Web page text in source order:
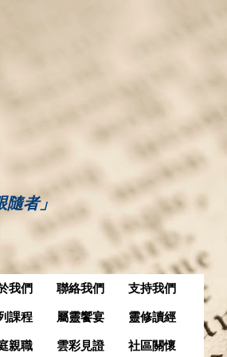
隨者」
我們 聯絡我們 支持我們
課程 屬靈饗宴 靈修讀經
親職 雲彩見證 社區關懷